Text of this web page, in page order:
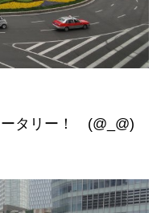
ータリー！ (@_@)